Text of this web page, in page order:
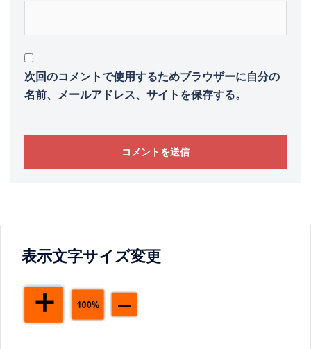
次回のコメントで使用するためブラウザーに自分の
名前、メールアドレス、サイトを保存する。
表示文字サイズ変更